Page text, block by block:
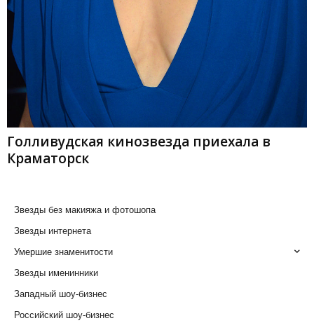
Голливудская кинозвезда приехала в
Краматорск
Звезды без макияжа и фотошопа
Звезды интернета
Умершие знаменитости
Звезды именинники
Западный шоу-бизнес
Российский шоу-бизнес